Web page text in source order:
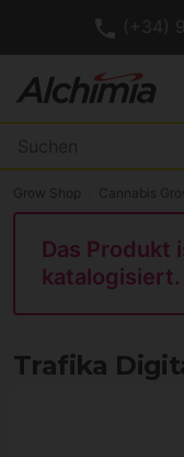
(+34)
Grow Shop Cannabis
Das Produkt
katalogisiert.
Trafika